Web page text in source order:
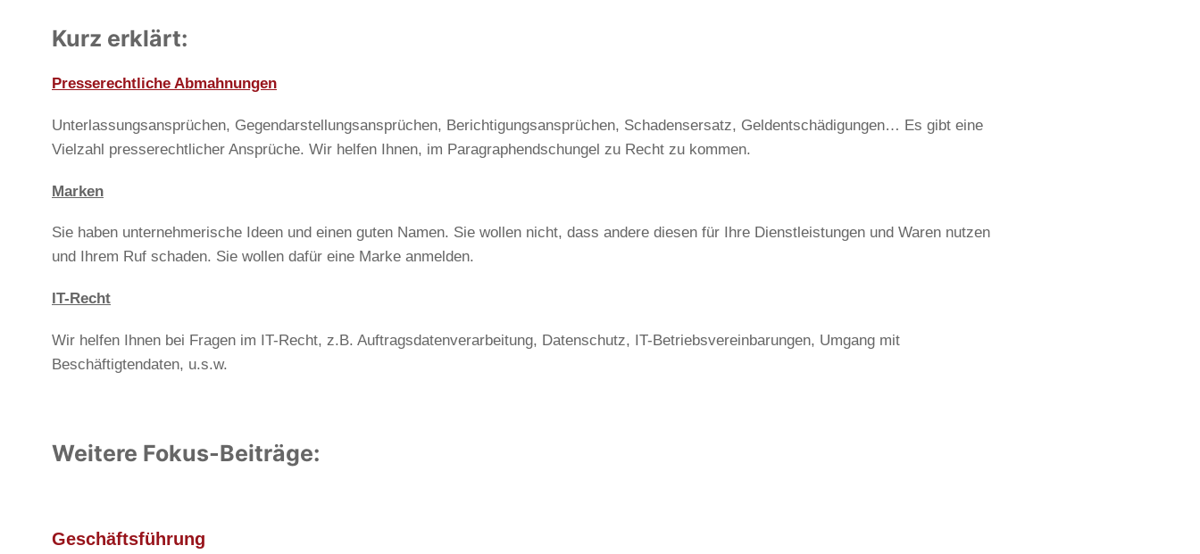
Kurz erklärt:
Presserechtliche Abmahnungen
Unterlassungsansprüchen, Gegendarstellungsansprüchen, Berichtigungsansprüchen, Schadensersatz, Geldentschädigungen… Es gibt eine
Vielzahl presserechtlicher Ansprüche. Wir helfen Ihnen, im Paragraphendschungel zu Recht zu kommen.
Marken
Sie haben unternehmerische Ideen und einen guten Namen. Sie wollen nicht, dass andere diesen für Ihre Dienstleistungen und Waren nutzen
und Ihrem Ruf schaden. Sie wollen dafür eine Marke anmelden.
IT-Recht
Wir helfen Ihnen bei Fragen im IT-Recht, z.B. Auftragsdatenverarbeitung, Datenschutz, IT-Betriebsvereinbarungen, Umgang mit
Beschäftigtendaten, u.s.w.
Weitere Fokus-Beiträge:
Geschäftsführung